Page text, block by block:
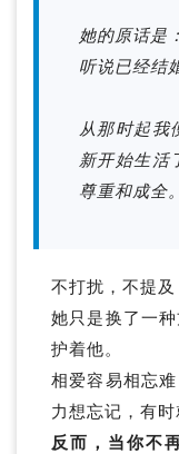
她的原话是
听说已经结
从那时起我
新开始生活
尊重和成全
不打扰，不提及
她只是换了一
护着他。
相爱容易相忘
力想忘记，有时
反而，当你不